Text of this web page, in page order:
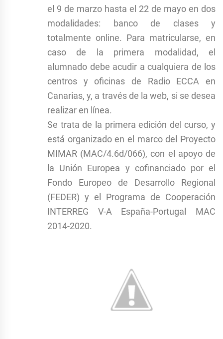
el 9 de marzo hasta el 22 de mayo en dos
modalidades: banco de clases y
totalmente online. Para matricularse, en
caso de la primera modalidad, el
alumnado debe acudir a cualquiera de los
centros y oficinas de Radio ECCA en
Canarias, y, a través de la web, si se desea
realizar en línea.
Se trata de la primera edición del curso, y
está organizado en el marco del Proyecto
MIMAR (MAC/4.6d/066), con el apoyo de
la Unión Europea y cofinanciado por el
Fondo Europeo de Desarrollo Regional
(FEDER) y el Programa de Cooperación
INTERREG V-A España-Portugal MAC
2014-2020.